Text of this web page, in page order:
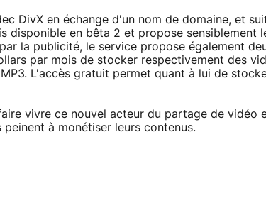
DivX en échange d'un nom de domaine, et
disponible en bêta 2 et propose sensiblement
la publicité, le service propose également
par mois de stocker respectivement des
L'accès gratuit permet quant à lui de
vivre ce nouvel acteur du partage de vidéo
à monétiser leurs contenus.